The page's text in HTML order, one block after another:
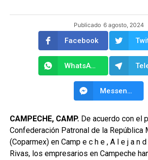
Publicado 6 agosto, 2024
Facebook
WhatsApp
Messenger
CAMPECHE, CAMP. De acuerdo con el
Confederación Patronal de la República
(Coparmex) en Camp e c h e , A l e j a n
Rivas, los empresarios en Campeche